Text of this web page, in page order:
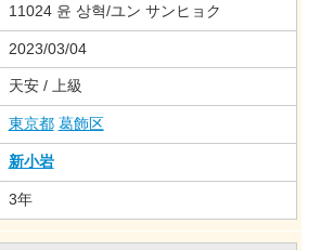
11024 윤 상혁/ユン サンヒョク
2023/03/04
天安 / 上級
東京都 葛飾区
新小岩
3年